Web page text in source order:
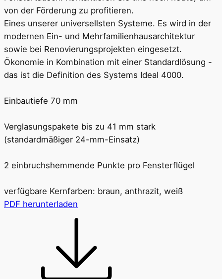
von der Förderung zu profitieren.
Eines unserer universellsten Systeme. Es wird in der
modernen Ein- und Mehrfamilienhausarchitektur
sowie bei Renovierungsprojekten eingesetzt.
Ökonomie in Kombination mit einer Standardlösung -
das ist die Definition des Systems Ideal 4000.
Einbautiefe 70 mm
Verglasungspakete bis zu 41 mm stark
(standardmäßiger 24-mm-Einsatz)
2 einbruchshemmende Punkte pro Fensterflügel
verfügbare Kernfarben: braun, anthrazit, weiß
PDF herunterladen